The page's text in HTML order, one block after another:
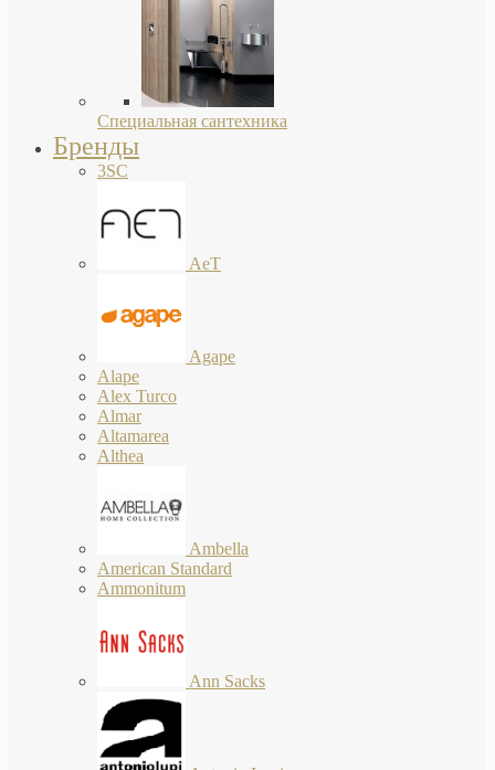
Специальная сантехника
Бренды
3SC
AeT
Agape
Alape
Alex Turco
Almar
Altamarea
Althea
Ambella
American Standard
Ammonitum
Ann Sacks